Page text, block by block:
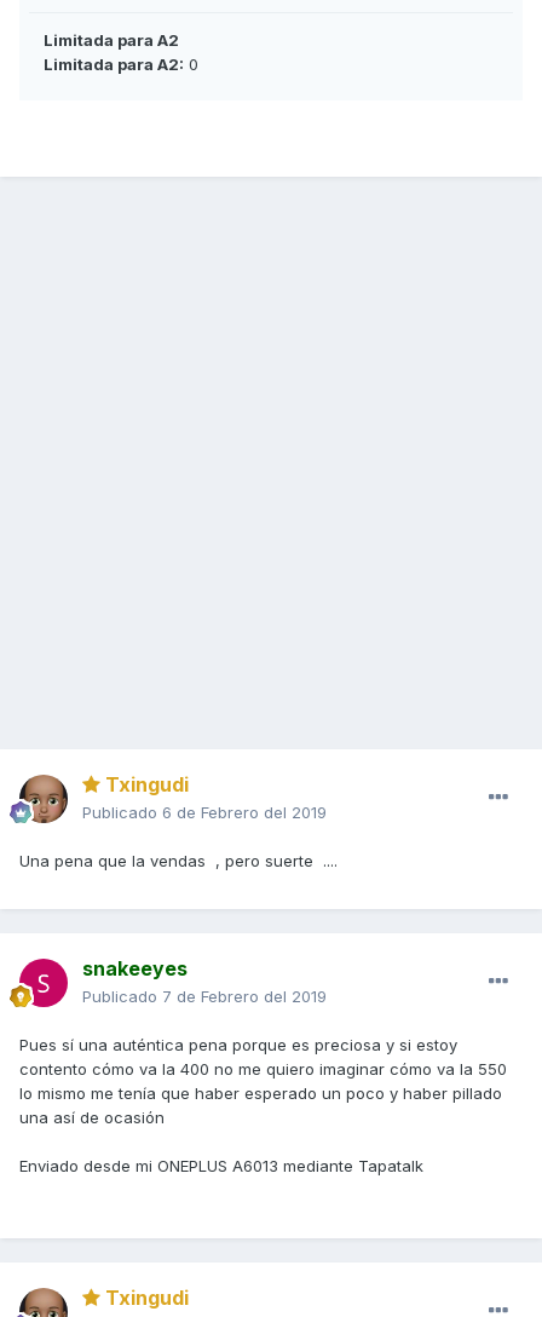
Limitada para A2
Limitada para A2: 0
Txingudi
Publicado 6 de Febrero del 2019
Una pena que la vendas , pero suerte ....
snakeeyes
Publicado 7 de Febrero del 2019
Pues sí una auténtica pena porque es preciosa y si estoy
contento cómo va la 400 no me quiero imaginar cómo va la 550
lo mismo me tenía que haber esperado un poco y haber pillado
una así de ocasión
Enviado desde mi ONEPLUS A6013 mediante Tapatalk
Txingudi